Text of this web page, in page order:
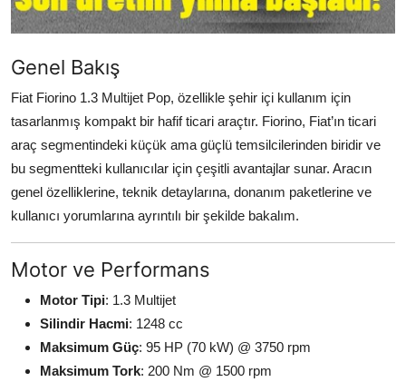
Genel Bakış
Fiat Fiorino 1.3 Multijet Pop, özellikle şehir içi kullanım için
tasarlanmış kompakt bir hafif ticari araçtır. Fiorino, Fiat’ın ticari
araç segmentindeki küçük ama güçlü temsilcilerinden biridir ve
bu segmentteki kullanıcılar için çeşitli avantajlar sunar. Aracın
genel özelliklerine, teknik detaylarına, donanım paketlerine ve
kullanıcı yorumlarına ayrıntılı bir şekilde bakalım.
Motor ve Performans
Motor Tipi: 1.3 Multijet
Silindir Hacmi: 1248 cc
Maksimum Güç: 95 HP (70 kW) @ 3750 rpm
Maksimum Tork: 200 Nm @ 1500 rpm